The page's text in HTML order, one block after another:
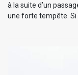
à la suite d’un
une forte tempête. Si